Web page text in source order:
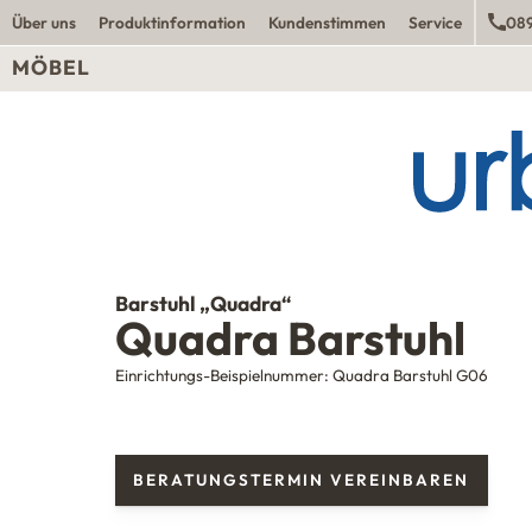
Über uns Produktinformation Kundenstimmen Service
MÖBEL
Barstuhl „Quadra“
Quadra Barstuhl
Einrichtungs-Beispielnummer: Quadra Barstuhl G06
BERATUNGSTERMIN VEREINBAREN